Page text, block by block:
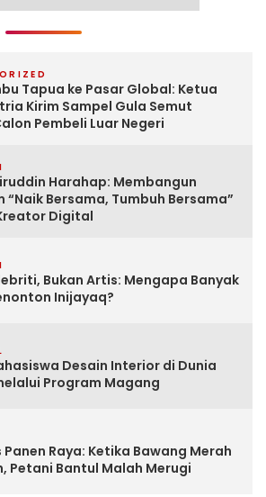
Tapua ke Pasar Global: Ketua
Kirim Sampel Gula Semut
Pembeli Luar Negeri
Harahap: Membangun
“Naik Bersama, Tumbuh Bersama”
Digital
Bukan Artis: Mengapa Banyak
Inijayaq?
Desain Interior di Dunia
Program Magang
Raya: Ketika Bawang Merah
Petani Bantul Malah Merugi